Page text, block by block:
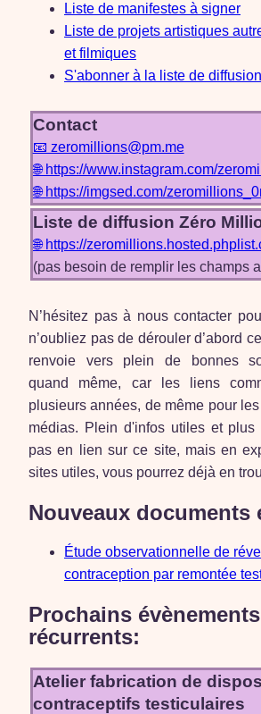
Liste de manifestes à signer
Liste de projets artistiques
et filmiques
S'abonner à la liste de
Contact
📧 zeromillions@pm.me
🌐 https://www.instagram.com/
🌐 https://imgsed.com/
Liste de diffusion Zéro
(pas besoin de remplir les champs
N’hésitez pas à nous contacter
n’oubliez pas de dérouler d’abord
renvoie vers plein de bonnes
quand même, car les liens
plusieurs années, de même pour
médias. Plein d'infos utiles et plus
pas en lien sur ce site, mais en
sites utiles, vous pourrez déjà en
Nouveaux documents
Étude observationnelle de
contraception par remontée
Prochains évènements
récurrents:
Atelier fabrication de
contraceptifs testiculaires